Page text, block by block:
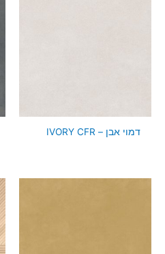
דמוי אבן – IVORY CFR